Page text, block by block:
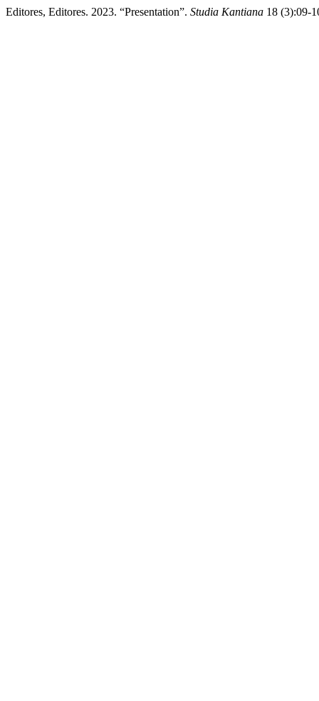
Editores, Editores. 2023. “Presentation”. Studia Kantiana 18 (3):09-